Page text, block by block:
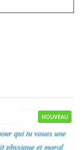
NOUVEAU